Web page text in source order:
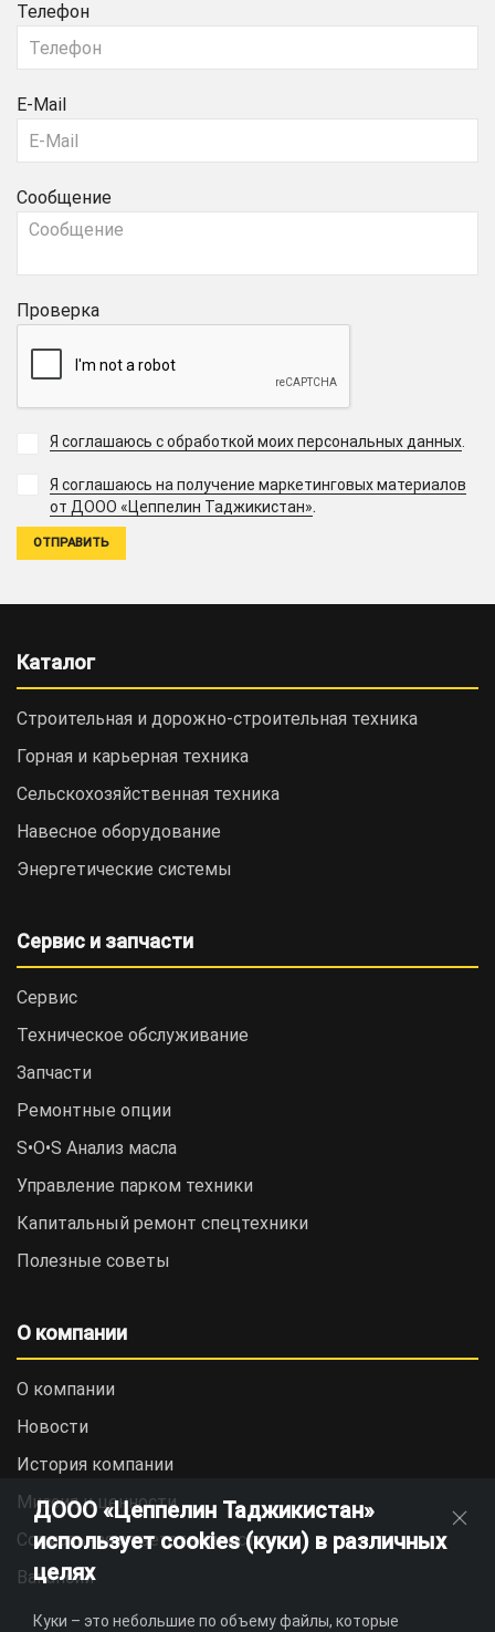
Телефон
E-Mail
Сообщение
Проверка
Я соглашаюсь с обработкой моих персональных данных.
Я соглашаюсь на получение маркетинговых материалов
от ДООО «Цеппелин Таджикистан».
Каталог
Строительная и дорожно-cтроительная техника
Горная и карьерная техника
Сельскохозяйственная техника
Навесное оборудование
Энергетические системы
Сервис и запчасти
Сервис
Техническое обслуживание
Запчасти
Ремонтные опции
S•O•S Анализ масла
Управление парком техники
Капитальный ремонт спецтехники
Полезные советы
О компании
О компании
Новости
История компании
Миссия и ценности
Социальная ответственность
Вакансии
ДООО «Цеппелин Таджикистан»
использует cookies (куки) в различных
целях
Куки – это небольшие по объему файлы, которые